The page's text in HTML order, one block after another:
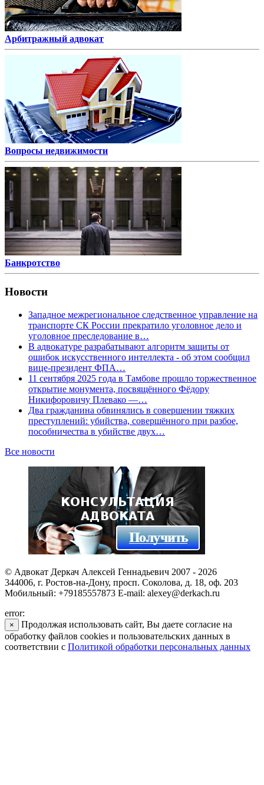
Арбитражный адвокат
Вопросы недвижимости
Банкротство
Новости
Западное межрегиональное следственное управление на
транспорте СК России прекратило уголовное дело и
уголовное преследование в…
В адвокатуре разрабатывают алгоритм защиты от
ошибок искусственного интеллекта - об этом сообщил
вице-президент ФПА…
11 сентября 2025 года в Тамбове прошло торжественное
открытие монумента, посвящённого Фёдору
Никифоровичу Плевако —…
Два гражданина обвинялись в совершении тяжких
преступлений: убийства, совершённого при разбое,
пособничества в убийстве двух…
Все новости
© Адвокат Деркач Алексей Геннадьевич 2007 - 2026
344006, г. Ростов-на-Дону, просп. Соколова, д. 18, оф. 203
Мобильный: +79185557873 E-mail: alexey@derkach.ru
error:
×
Продолжая использовать сайт, Вы даете согласие на
обработку файлов cookies и пользовательских данных в
соответствии с Политикой обработки персональных данных